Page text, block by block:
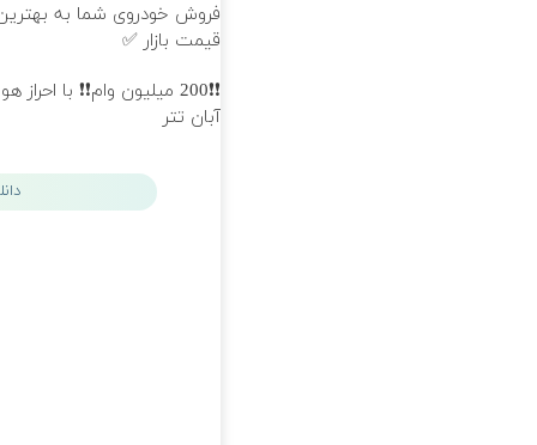
فروش خودروی شما به
قیمت بازار ✅
❗❗200 میلیون وام❗❗ با
آبان تتر